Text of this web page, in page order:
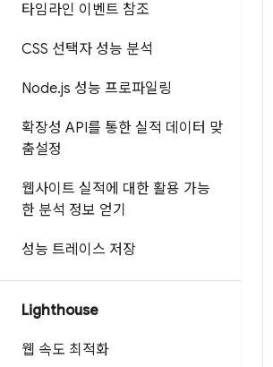
타임라인 이벤트 참조
CSS 선택자 성능 분석
Node.js 성능 프로파일링
확장성 API를 통한 실적 데이터 맞
춤설정
웹사이트 실적에 대한 활용 가능
한 분석 정보 얻기
성능 트레이스 저장
Lighthouse
웹 속도 최적화